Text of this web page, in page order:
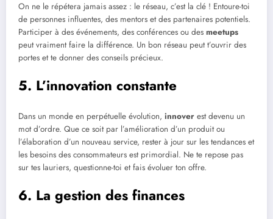
On ne le répétera jamais assez : le réseau, c’est la clé ! Entoure-toi
de personnes influentes, des mentors et des partenaires potentiels.
Participer à des événements, des conférences ou des meetups
peut vraiment faire la différence. Un bon réseau peut t’ouvrir des
portes et te donner des conseils précieux.
5. L’innovation constante
Dans un monde en perpétuelle évolution, innover est devenu un
mot d’ordre. Que ce soit par l’amélioration d’un produit ou
l’élaboration d’un nouveau service, rester à jour sur les tendances et
les besoins des consommateurs est primordial. Ne te repose pas
sur tes lauriers, questionne-toi et fais évoluer ton offre.
6. La gestion des finances